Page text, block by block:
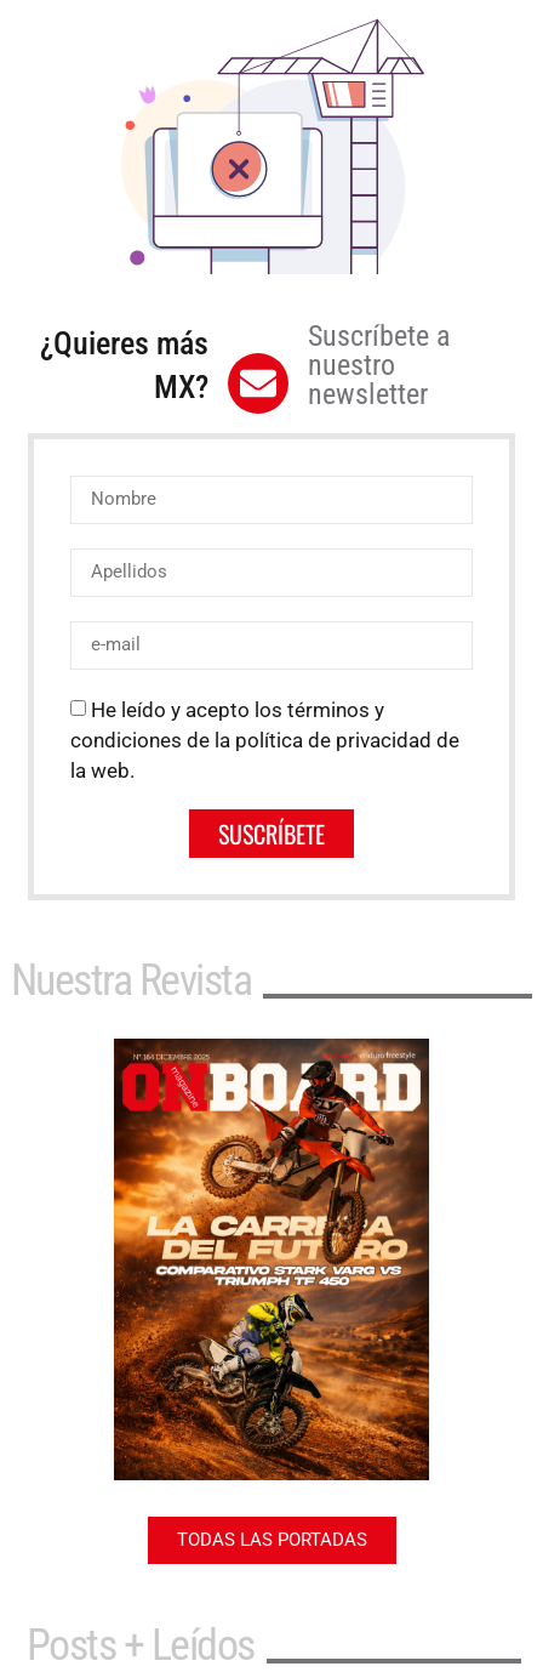
¿Quieres más
MX?
Suscríbete a
nuestro
newsletter
He leído y acepto los términos y
condiciones de la política de privacidad de
la web.
SUSCRÍBETE
Nuestra Revista
TODAS LAS PORTADAS
Posts + Leídos